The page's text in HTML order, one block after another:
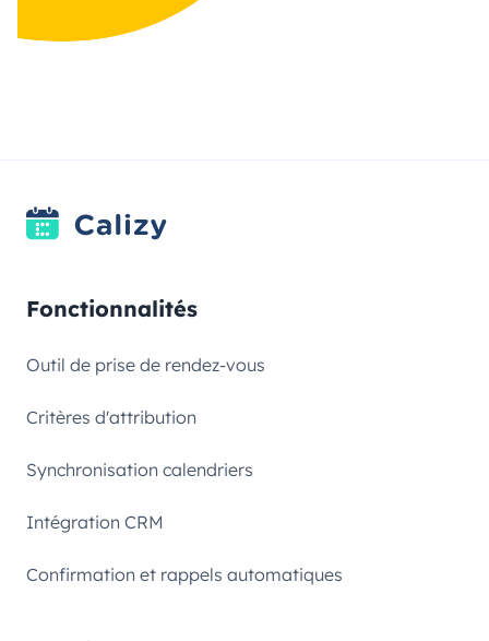
Fonctionnalités
Outil de prise de rendez-vous
Critères d'attribution
Synchronisation calendriers
Intégration CRM
Confirmation et rappels automatiques